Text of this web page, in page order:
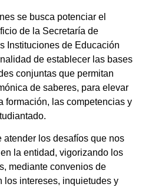
se busca potenciar el
de la Secretaría de
Instituciones de Educación
de establecer las bases
conjuntas que permitan
de saberes, para elevar
formación, las competencias y
atender los desafíos que nos
la entidad, vigorizando los
mediante convenios de
los intereses, inquietudes y